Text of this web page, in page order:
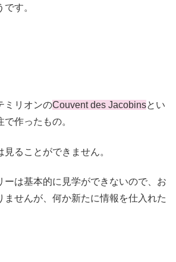
です。
ミリオンのCouvent des Jacobinsとい
作ったもの。
ることができません。
ーは基本的に見学ができないので、お
ませんが、何か新たに情報を仕入れた